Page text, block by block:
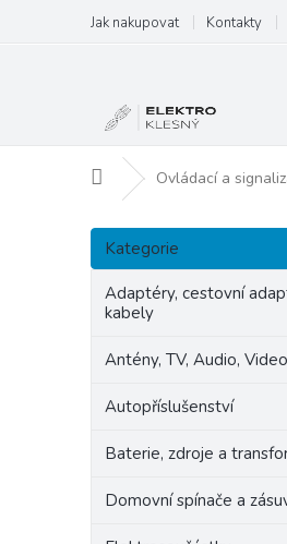
obsah
Jak nakupovat Kontakty
Domů Ovládací a
P
s
Přeskočit
kategorie
Kategorie
Adaptéry, cestovní
kabely
Antény, TV, Audio, Video
Autopříslušenství
Baterie, zdroje a
Domovní spínače a